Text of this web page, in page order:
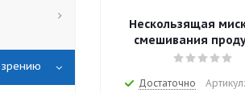
Нескользящая
смешивания
Достаточно